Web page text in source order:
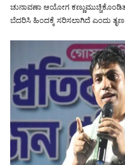
ಚುನಾವಣಾ ಆಯೋಗ
ಬೆದರಿಸಿ ಹಿಂದಕ್ಕೆ ಸರಿಸಲಾಗಿದೆ ಎಂದು